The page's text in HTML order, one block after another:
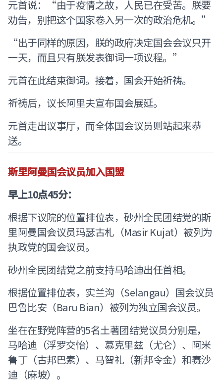
元首说：“由于疫情之故，人民已在受苦。朕要
劝告，别把这个国家卷入另一次的政治危机。”
“出于同样的原因，朕的政府决定国会会议只开
一天，而且只有朕发表御词一项议程。”
元首在此结束御词。接着，国会开始祈祷。
祈祷后，议长阿里夫宣布国会展延。
元首走出议事厅，而全体国会议员则站起来恭
送。
斯里阿曼国会议员加入国盟
早上10点45分：
根据下议院的位置排位表，砂州全民团结党的斯
里阿曼国会议员玛瑟古札（Masir Kujat）被列为
执政党的国会议员。
砂州全民团结党之前支持马哈迪出任首相。
根据位置排位表，实兰沟（Selangau）国会议员
巴鲁比安（Baru Bian）被列为独立国会议员。
坐在在野党阵营的5名土著团结党议员分别是，
马哈迪（浮罗交怡）、慕克里兹（尤仑）、阿米
鲁丁（古邦巴素）、马智礼（新邦令金）和赛沙
迪（麻坡）。